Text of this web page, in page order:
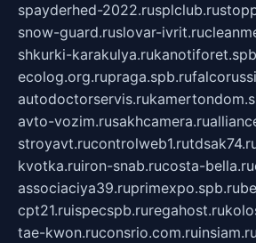
spayderhed-2022.rusplclub.ru
snow-guard.ruslovar-ivrit.ru
shkurki-karakulya.ru
ecolog.org.rupraga.spb.ru
autodoctorservis.ru
avto-vozim.rusakhcamera.ru
stroyavt.rucontrolweb1.ru
kvotka.ruiron-snab.rucosta-bella.ru
associaciya39.ruprimexpo.spb.ru
cpt21.ruispecspb.ruregahost.ru
tae-kwon.ruconsrio.com.ruinsiam.ru